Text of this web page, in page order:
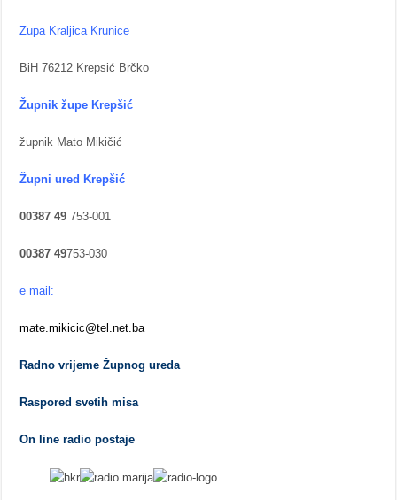
Zupa Kraljica Krunice
BiH 76212 Krepsić Brčko
Župnik župe Krepšić
župnik Mato Mikičić
Župni ured Krepšić
0038749 753-001
0038749753-030
e mail:
mate.mikicic@tel.net.ba
Radno vrijeme Župnog ureda
Raspored svetih misa
On line radio postaje